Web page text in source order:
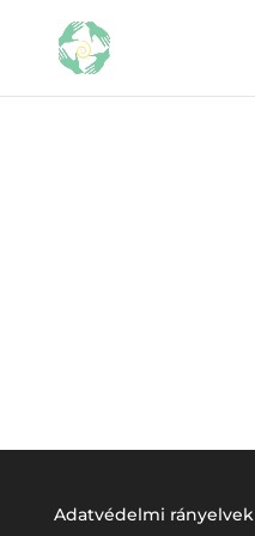
Adatvédelmi rányelvek